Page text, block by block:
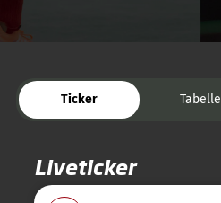
Ticker Tabelle
Liveticker